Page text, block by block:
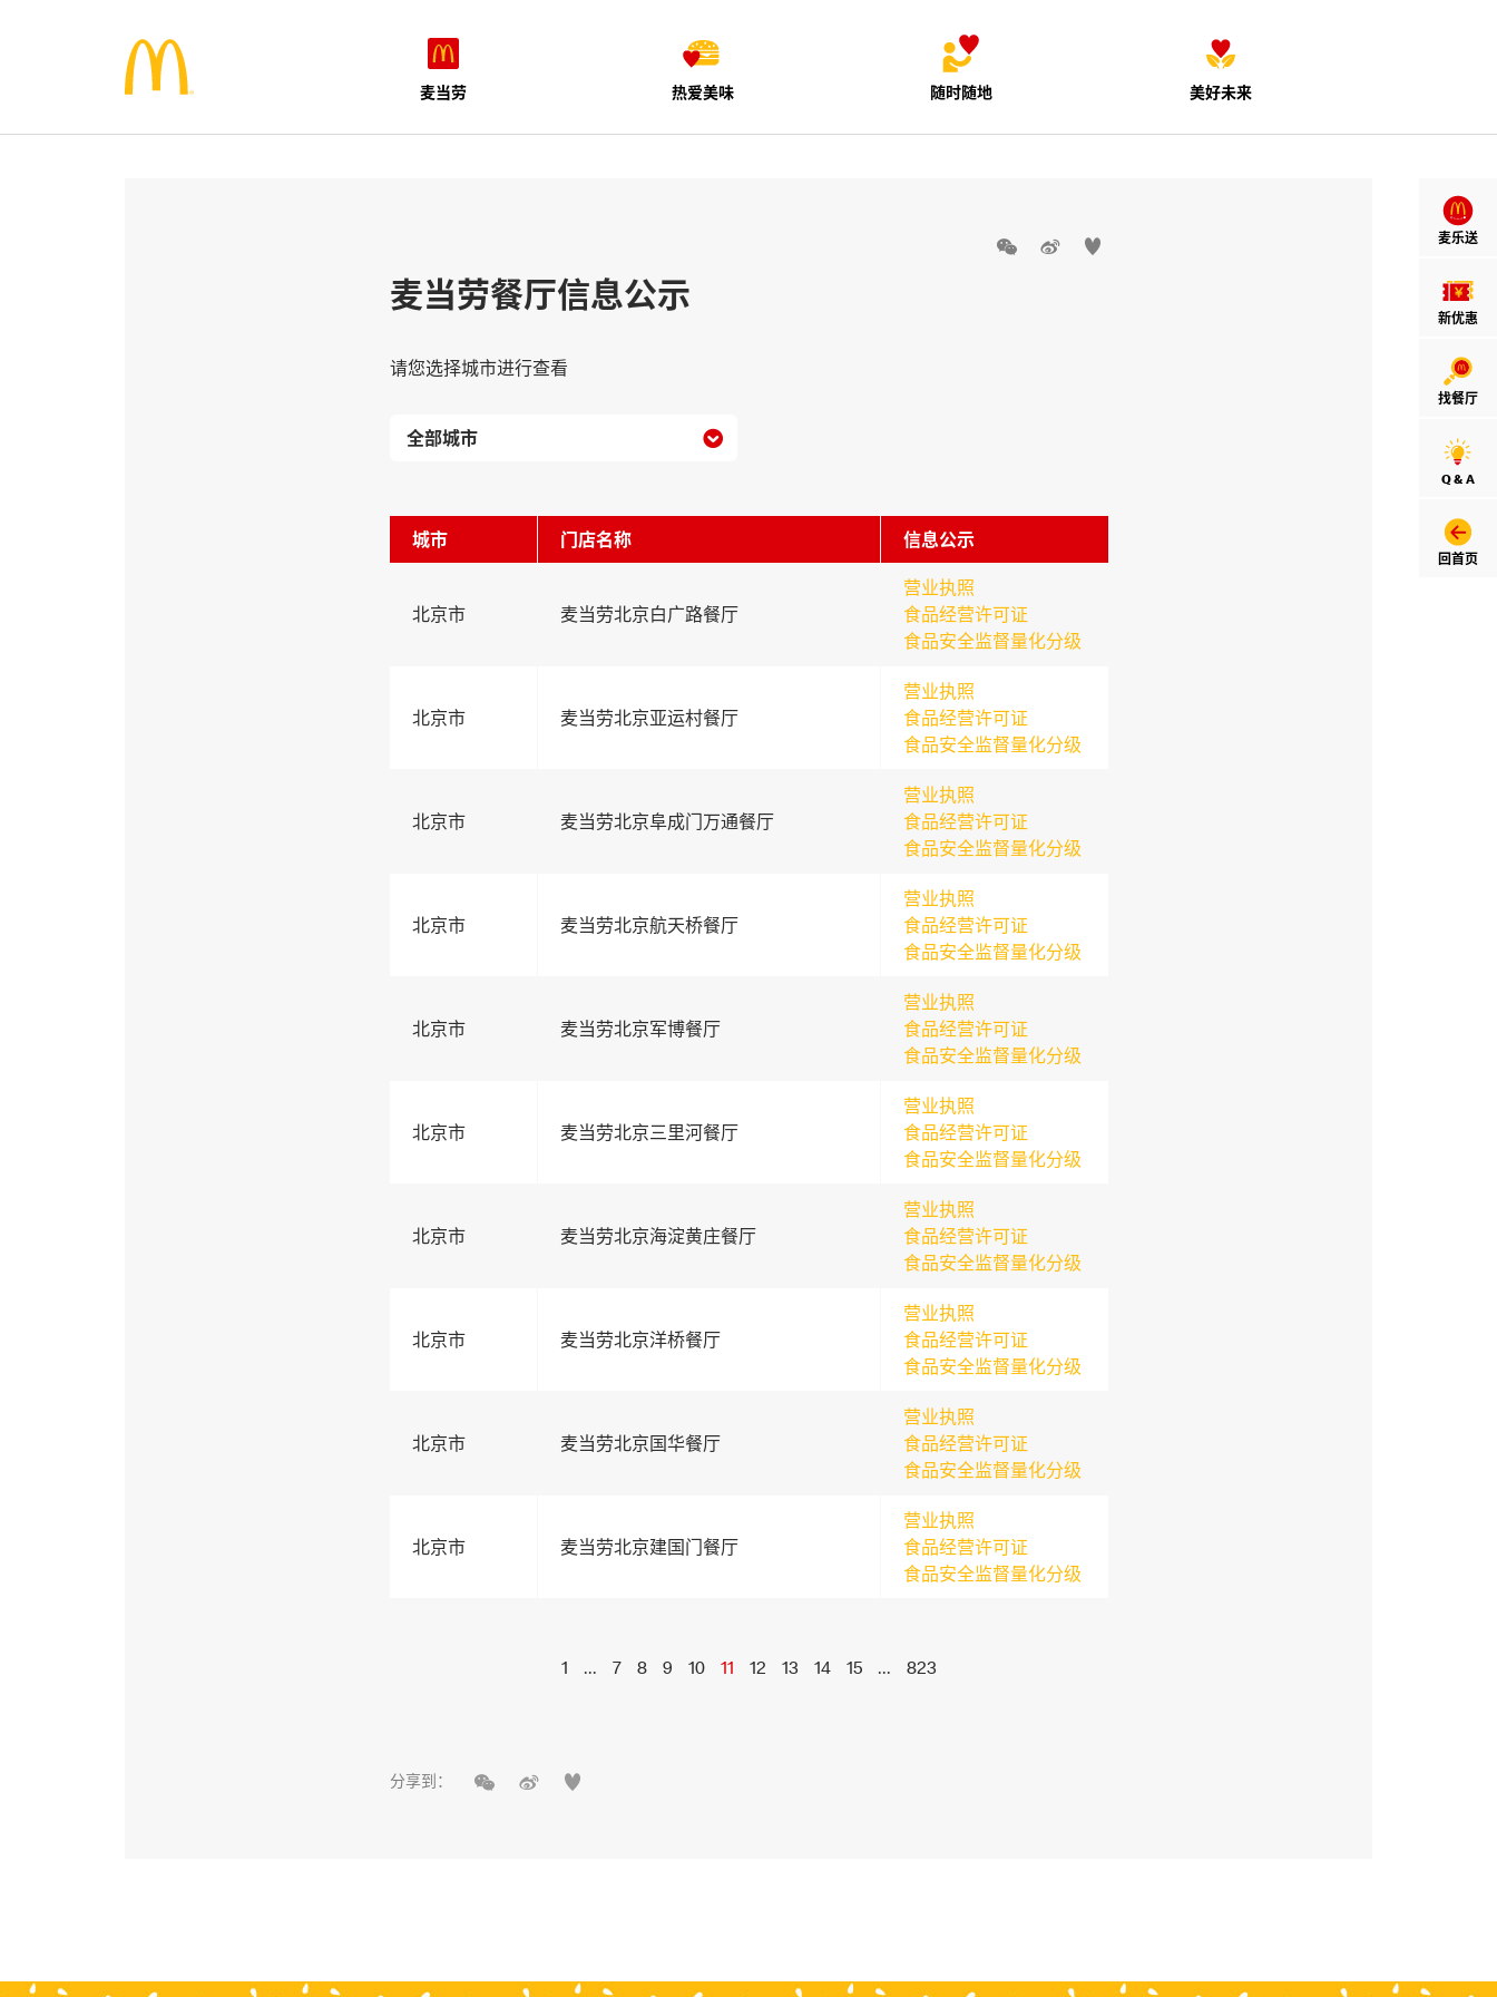
麦当劳 热爱美味 随时随地 美好未来
麦乐送
新优惠
找餐厅
Q & A
回首页
  
麦当劳餐厅信息公示
请您选择城市进行查看

城市 门店名称 信息公示
北京市 麦当劳北京白广路餐厅
营业执照
食品经营许可证
食品安全监督量化分级
北京市 麦当劳北京亚运村餐厅
营业执照
食品经营许可证
食品安全监督量化分级
北京市 麦当劳北京阜成门万通餐厅
营业执照
食品经营许可证
食品安全监督量化分级
北京市 麦当劳北京航天桥餐厅
营业执照
食品经营许可证
食品安全监督量化分级
北京市 麦当劳北京军博餐厅
营业执照
食品经营许可证
食品安全监督量化分级
北京市 麦当劳北京三里河餐厅
营业执照
食品经营许可证
食品安全监督量化分级
北京市 麦当劳北京海淀黄庄餐厅
营业执照
食品经营许可证
食品安全监督量化分级
北京市 麦当劳北京洋桥餐厅
营业执照
食品经营许可证
食品安全监督量化分级
北京市 麦当劳北京国华餐厅
营业执照
食品经营许可证
食品安全监督量化分级
北京市 麦当劳北京建国门餐厅
营业执照
食品经营许可证
食品安全监督量化分级
1 ... 7 8 9 10 11 12 13 14 15 ... 823
分享到：   